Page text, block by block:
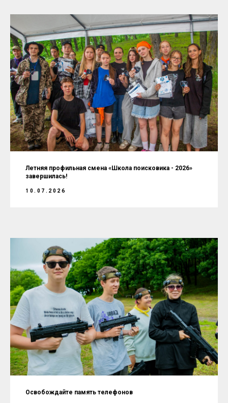
Летняя профильная смена «Школа поисковика - 2026»
завершилась!
10.07.2026
Освобождайте память телефонов